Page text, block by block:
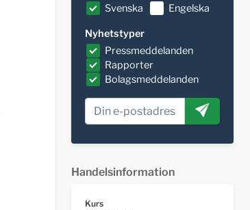
Svenska
Engelska
Nyhetstyper
Pressmeddelanden
Rapporter
Bolagsmeddelanden
Handelsinformation
Kurs